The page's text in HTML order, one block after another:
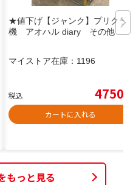
★値下げ【ジャンク】プリクラ
機 アオハル diary その他
マイストア在庫： 1196
税込 4750
カートに入れる
もっと見る